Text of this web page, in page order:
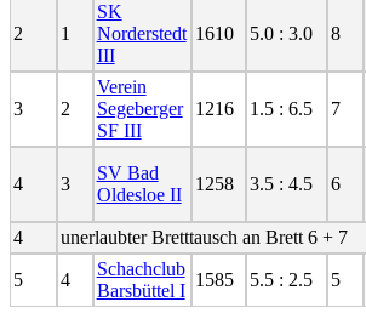
2 1
SK
Norderstedt
III
1610 5.0 : 3.0 8
3 2
Verein
Segeberger
SF III
1216 1.5 : 6.5 7
4 3
SV Bad
Oldesloe II
1258 3.5 : 4.5 6
4 unerlaubter Bretttausch an Brett 6 + 7
5 4
Schachclub
Barsbüttel I
1585 5.5 : 2.5 5